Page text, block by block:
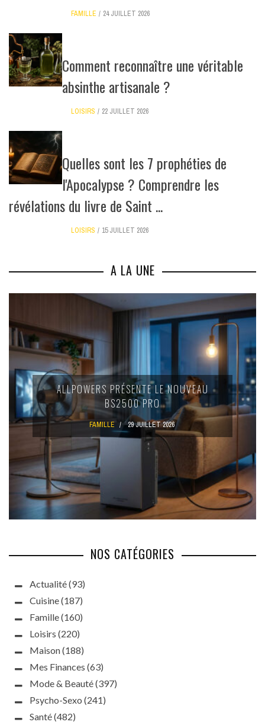
FAMILLE 24 JUILLET 2026
Comment reconnaître une véritable
absinthe artisanale ?
LOISIRS 22 JUILLET 2026
Quelles sont les 7 prophéties de
l'Apocalypse ? Comprendre les
révélations du livre de Saint ...
LOISIRS 15 JUILLET 2026
A LA UNE
ALLPOWERS PRÉSENTE LE NOUVEAU
BS2500 PRO
FAMILLE 29 JUILLET 2026
NOS CATÉGORIES
Actualité(93)
Cuisine(187)
Famille(160)
Loisirs (220)
Maison(188)
Mes Finances (63)
Mode & Beauté(397)
Psycho-Sexo (241)
Santé(482)